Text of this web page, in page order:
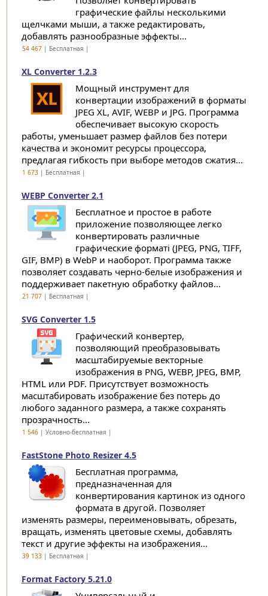
графические файлы несколькими
щелчками мыши, а также редактировать,
добавлять разнообразные эффекты...
54 467| Бесплатная |
XL Converter 1.2.3
Мощный инструмент для
конвертации изображений в форматы
JPEG XL, AVIF, WEBP и JPG. Программа
обеспечивает высокую скорость
работы, уменьшает размер файлов без потери
качества и экономит ресурсы процессора,
предлагая гибкость при выборе методов сжатия...
1 673| Бесплатная |
WEBP Converter 2.1
Бесплатное и простое в работе
приложение позволяющее легко
конвертировать различные
графические форматі (JPEG, PNG, TIFF,
GIF, BMP) в WebP и наоборот. Программа также
позволяет создавать черно-белые изображения и
поддерживает пакетную обработку файлов...
21 707| Бесплатная |
SVG Converter 1.5
Графический конвертер,
позволяющий преобразовывать
масштабируемые векторные
изображения в PNG, WEBP, JPEG, BMP,
HTML или PDF. Присутствует возможность
масштабировать изображение без потерь до
любого заданного размера, а также сохранять
прозрачность...
1 546| Условно-бесплатная |
FastStone Photo Resizer 4.5
Бесплатная программа,
предназначенная для
конвертирования картинок из одного
формата в другой. Позволяет
изменять размеры, переименовывать, обрезать,
вращать, изменять цветовые схемы, добавлять
текст и другие эффекты на изображения...
39 133| Бесплатная |
Format Factory 5.21.0